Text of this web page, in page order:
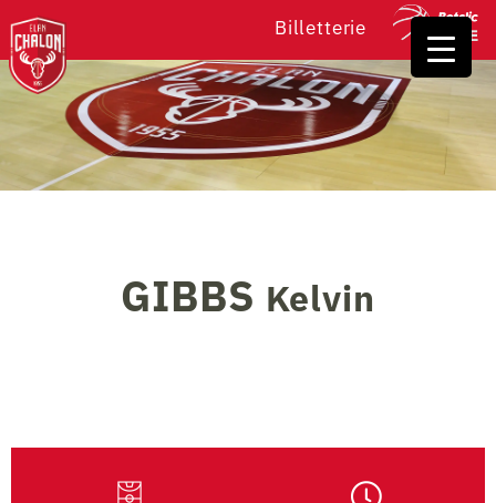
Billetterie
GIBBS Kelvin